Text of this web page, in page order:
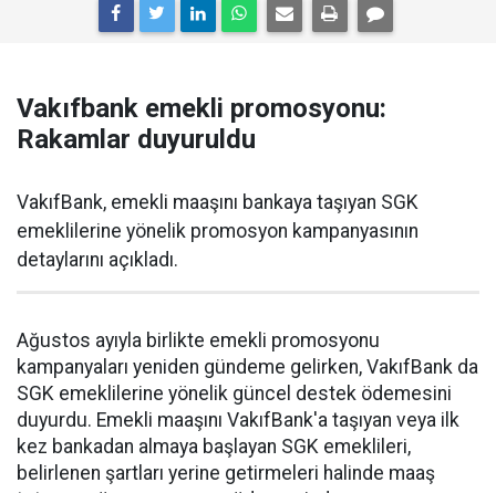
Vakıfbank emekli promosyonu:
Rakamlar duyuruldu
VakıfBank, emekli maaşını bankaya taşıyan SGK
emeklilerine yönelik promosyon kampanyasının
detaylarını açıkladı.
Ağustos ayıyla birlikte emekli promosyonu
kampanyaları yeniden gündeme gelirken, VakıfBank da
SGK emeklilerine yönelik güncel destek ödemesini
duyurdu. Emekli maaşını VakıfBank'a taşıyan veya ilk
kez bankadan almaya başlayan SGK emeklileri,
belirlenen şartları yerine getirmeleri halinde maaş